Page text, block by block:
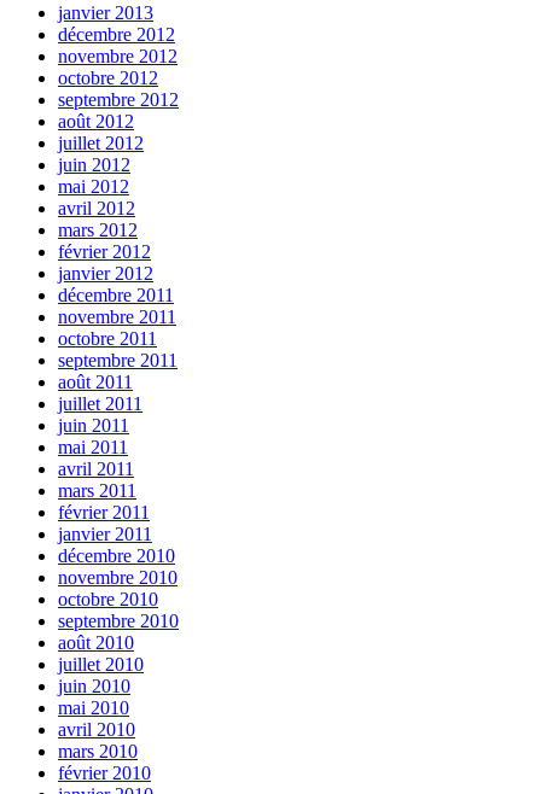
janvier 2013
décembre 2012
novembre 2012
octobre 2012
septembre 2012
août 2012
juillet 2012
juin 2012
mai 2012
avril 2012
mars 2012
février 2012
janvier 2012
décembre 2011
novembre 2011
octobre 2011
septembre 2011
août 2011
juillet 2011
juin 2011
mai 2011
avril 2011
mars 2011
février 2011
janvier 2011
décembre 2010
novembre 2010
octobre 2010
septembre 2010
août 2010
juillet 2010
juin 2010
mai 2010
avril 2010
mars 2010
février 2010